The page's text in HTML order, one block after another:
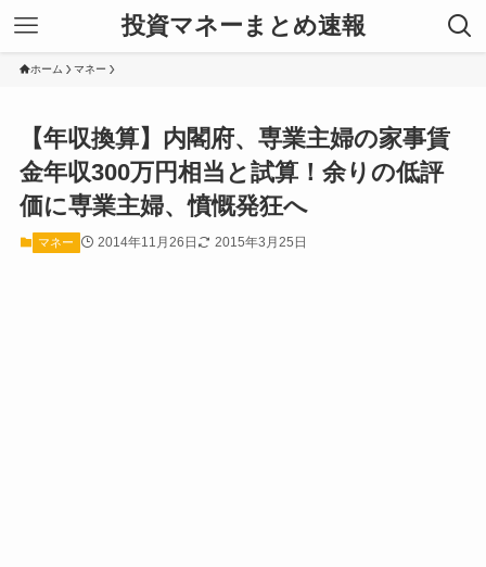
投資マネーまとめ速報
ホーム マネー
【年収換算】内閣府、専業主婦の家事賃
金年収300万円相当と試算！余りの低評
価に専業主婦、憤慨発狂へ
マネー 2014年11月26日 2015年3月25日